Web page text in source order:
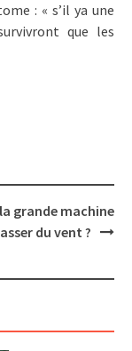
: « s’il ya une
que les
grande machine
du vent ?